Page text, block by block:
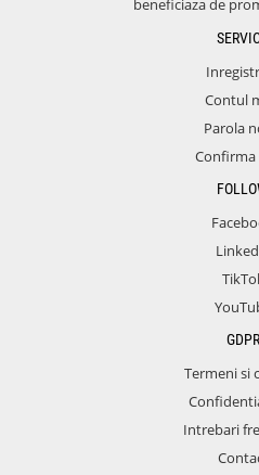
beneficiaza de
Contul
Parola
Confirma
GDPR
Termeni si
Intrebari